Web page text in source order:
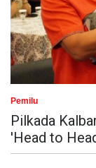
Pemilu
Pilkada
'Head to